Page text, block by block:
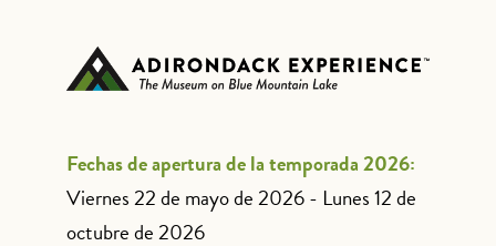
Fechas de apertura de la temporada 2026:
Viernes 22 de mayo de 2026 - Lunes 12 de
octubre de 2026